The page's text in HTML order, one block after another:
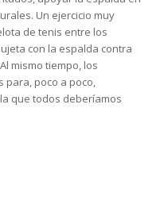
Un ejercicio muy
de tenis entre los
con la espalda contra
mismo tiempo, los
para, poco a poco,
que todos deberíamos